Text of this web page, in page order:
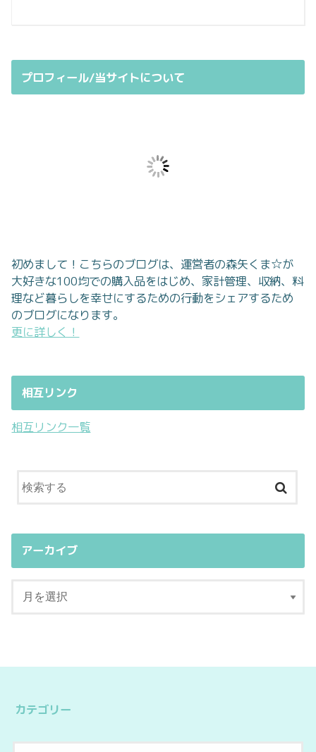
プロフィール/当サイトについて
初めまして！こちらのブログは、運営者の森矢くま☆が
大好きな100均での購入品をはじめ、家計管理、収納、料
理など暮らしを幸せにするための行動をシェアするため
のブログになります。
更に詳しく！
相互リンク
相互リンク一覧
アーカイブ
カテゴリー